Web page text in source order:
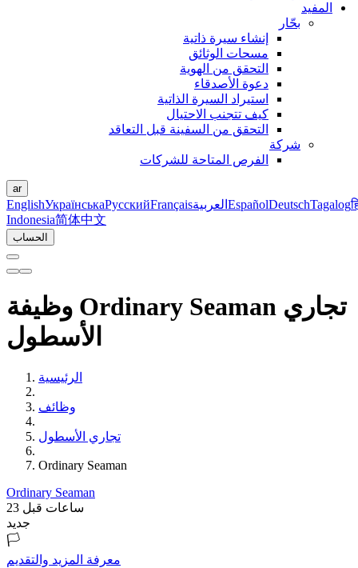
المفيد
بحّار
إنشاء سيرة ذاتية
مسحات الوثائق
التحقق من الهوية
دعوة الأصدقاء
استيراد السيرة الذاتية
كيف تتجنب الاحتيال
التحقق من السفينة قبل التعاقد
شركة
الفرص المتاحة للشركات
ar
EnglishУкраїнськаРусскийFrançaisالعربية EspañolDeutschTagalog
Indonesia简体中文
الحساب
وظيفة Ordinary Seaman تجاري
الأسطول
الرئيسية
وظائف
تجاري الأسطول
Ordinary Seaman
Ordinary Seaman
23 ساعات قبل
جديد
🏳️
معرفة المزيد والتقديم